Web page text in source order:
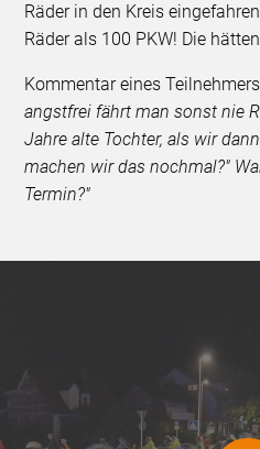
Räder in den Kreis
Räder als 100 PKW! Die
Kommentar eines
angstfrei fährt man sonst nie
Jahre alte Tochter, als wir
machen wir das nochmal?"
Termin?"